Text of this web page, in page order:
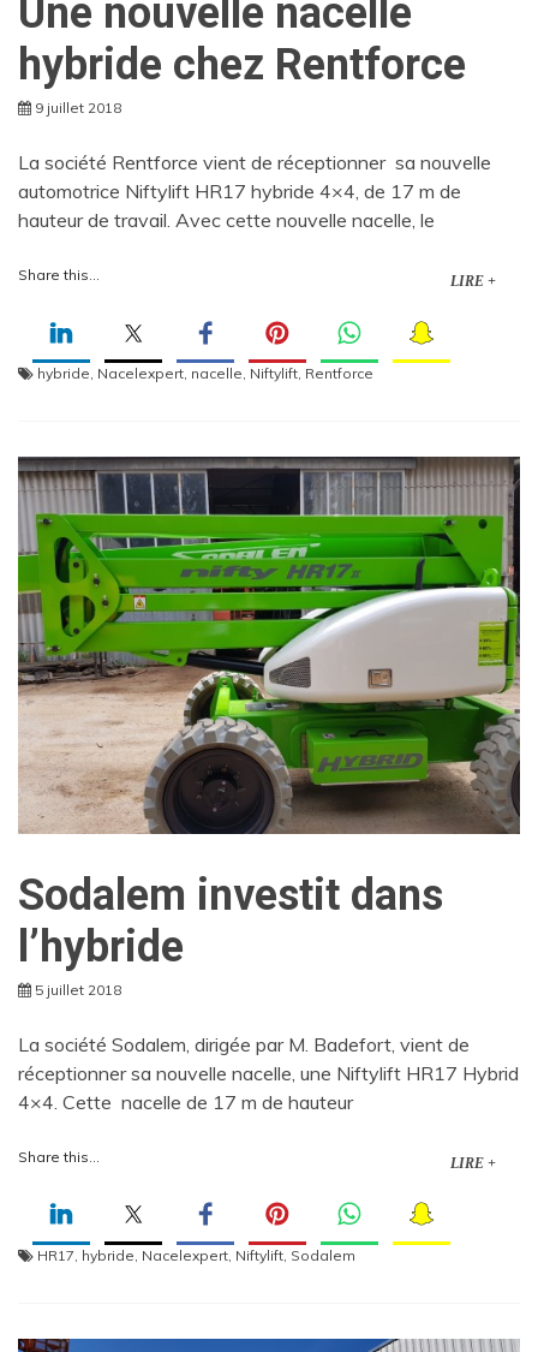
Une nouvelle nacelle
hybride chez Rentforce
9 juillet 2018
La société Rentforce vient de réceptionner sa nouvelle
automotrice Niftylift HR17 hybride 4×4, de 17 m de
hauteur de travail. Avec cette nouvelle nacelle, le
Share this... LIRE +
hybride, Nacelexpert, nacelle, Niftylift, Rentforce
Sodalem investit dans
l’hybride
5 juillet 2018
La société Sodalem, dirigée par M. Badefort, vient de
réceptionner sa nouvelle nacelle, une Niftylift HR17 Hybrid
4×4. Cette nacelle de 17 m de hauteur
Share this... LIRE +
HR17 hybride Nacelexpert Niftylift Sodalem